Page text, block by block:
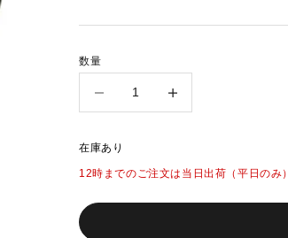
数量
在庫あり
12時までのご注文は当日出荷（平日のみ）